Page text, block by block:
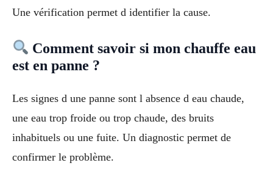
Une vérification permet d identifier la cause.
Comment savoir si mon chauffe eau
est en panne ?
Les signes d une panne sont l absence d eau chaude,
une eau trop froide ou trop chaude, des bruits
inhabituels ou une fuite. Un diagnostic permet de
confirmer le problème.